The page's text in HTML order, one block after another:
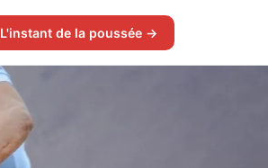
L'instant de la poussée →